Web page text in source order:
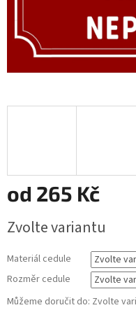
od 265 Kč
cena:
Zvolte variantu
Materiál cedule
Rozměr cedule
Můžeme doručit do: Zvolte